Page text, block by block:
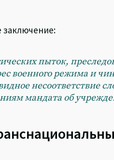
заключение:
пыток,
военного режима и
несоответствие
мандата об